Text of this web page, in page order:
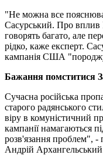
"Не можна все
Сасурський. Про вплив
говорять багато, але
рідко, каже експерт.
кампанія США
Бажання помститися
Сучасна російська
старого радянського
віру в комуністичний
кампанії намагаються
розв'язання проблем", -
Андрій